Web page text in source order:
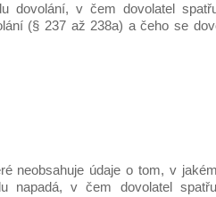
dovolání, v čem dovolatel
(§ 237 až 238a) a čeho se
neobsahuje údaje o tom, v
napadá, v čem dovolatel